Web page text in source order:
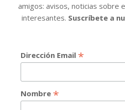
amigos: avisos, noticias sobre
interesantes. Suscríbete a
Dirección Email *
Nombre *